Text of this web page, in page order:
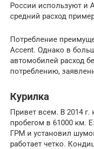
России используют и
средний расход
Потребление
Accent. Однако в
автомобилей расход
потреблению,
Курилка
Привет всем. В 2014 г.
пробегом в 61000 км.
ГРМ и установил
работает четко.